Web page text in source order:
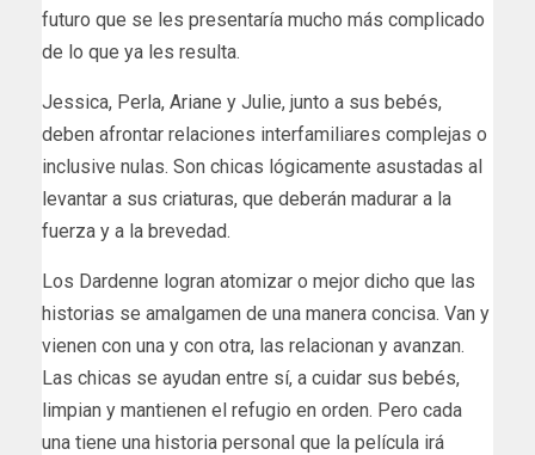
futuro que se les presentaría mucho más complicado
de lo que ya les resulta.
Jessica, Perla, Ariane y Julie, junto a sus bebés,
deben afrontar relaciones interfamiliares complejas o
inclusive nulas. Son chicas lógicamente asustadas al
levantar a sus criaturas, que deberán madurar a la
fuerza y a la brevedad.
Los Dardenne logran atomizar o mejor dicho que las
historias se amalgamen de una manera concisa. Van y
vienen con una y con otra, las relacionan y avanzan.
Las chicas se ayudan entre sí, a cuidar sus bebés,
limpian y mantienen el refugio en orden. Pero cada
una tiene una historia personal que la película irá